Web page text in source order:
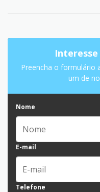
Preencha o formulário
um de
Nome
E-mail
Telefone